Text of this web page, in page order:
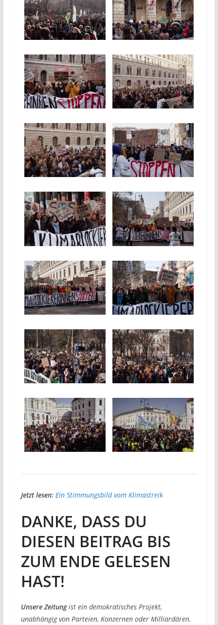
Jetzt lesen: Ein Stimmungsbild vom Klimastreik
DANKE, DASS DU
DIESEN BEITRAG BIS
ZUM ENDE GELESEN
HAST!
Unsere Zeitungist ein demokratisches Projekt,
unabhängig von Parteien, Konzernen oder Milliardären.